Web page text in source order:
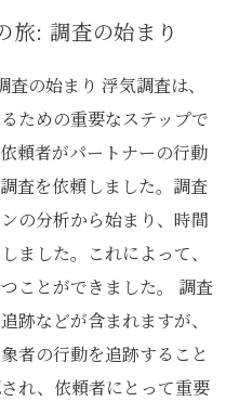
信頼を取り戻す方法
旅: 調査の始まり
の始まり 浮気調査は、
ための重要なステップで
頼者がパートナーの行動
査を依頼しました。調査
の分析から始まり、時間
ました。これによって、
ことができました。 調査
跡などが含まれますが、
者の行動を追跡すること
れ、依頼者にとって重要